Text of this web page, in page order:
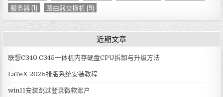
服务器(1) 路由器交换机(9)
近期文章
联想C340 C345一体机内存硬盘CPU拆卸与升级方法
LaTeX 2025排版系统安装教程
win11安装跳过登录微软账户